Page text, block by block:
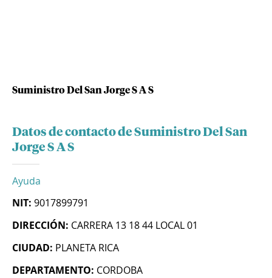
Suministro Del San Jorge S A S
Datos de contacto de Suministro Del San
Jorge S A S
Ayuda
NIT: 9017899791
DIRECCIÓN: CARRERA 13 18 44 LOCAL 01
CIUDAD: PLANETA RICA
DEPARTAMENTO: CORDOBA